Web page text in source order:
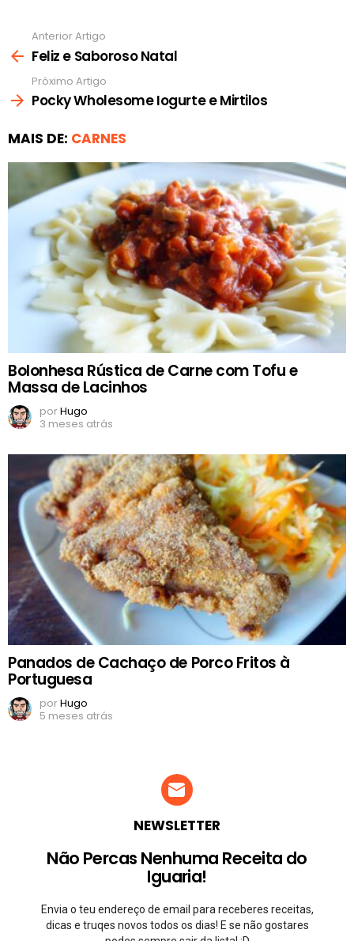
mais
Anterior Artigo
Feliz e Saboroso Natal
Próximo Artigo
Pocky Wholesome Iogurte e Mirtilos
MAIS DE: CARNES
Bolonhesa Rústica de Carne com Tofu e
Massa de Lacinhos
porHugo
3 meses atrás
Panados de Cachaço de Porco Fritos à
Portuguesa
porHugo
5 meses atrás
NEWSLETTER
Não Percas Nenhuma Receita do
Iguaria!
Envia o teu endereço de email para receberes receitas,
dicas e truqes novos todos os dias! E se não gostares